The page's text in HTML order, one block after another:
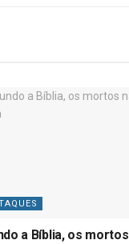
a Bíblia, os mortos